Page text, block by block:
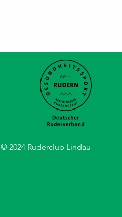
© 2024 Ruderclub Lindau